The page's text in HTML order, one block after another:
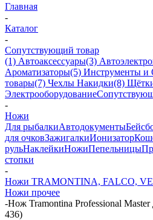
Главная
-
Каталог
-
Сопутствующий товар
(1) Автоаксессуары(3)
Ароматизаторы(5) Инструменты и
товары(7) Чехлы Накидки(8)
Электрооборудование
-
Ножи
Для рыбалкиАвтодокументы
для очковЗажигалкиИонизатор
рульНаклейкиНожиПепельницы
стопки
-
Ножи TRAMONTINA, FALCO,
Ножи прочее
-Нож Tramontina Professional
436)